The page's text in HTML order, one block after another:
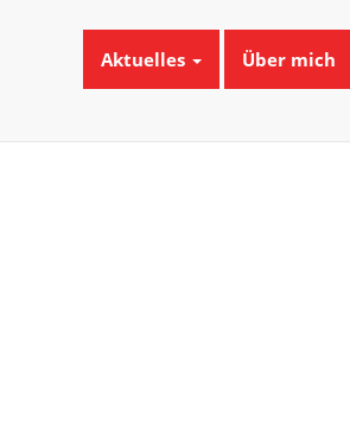
Aktuelles Über mich